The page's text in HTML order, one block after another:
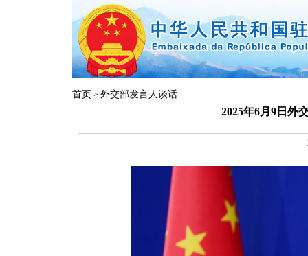
首页 > 外交部发言人谈话
2025年6月9日外